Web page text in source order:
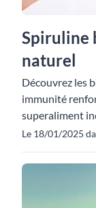
Spiruline
naturel
Découvrez les
immunité
superaliment
Le 18/01/2025